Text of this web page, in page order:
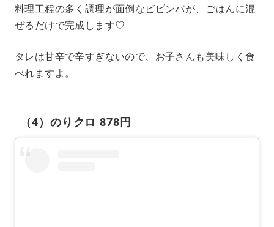
料理工程の多く調理が面倒なビビンバが、ごはんに混
ぜるだけで完成します♡
タレは甘辛で辛すぎないので、お子さんも美味しく食
べれますよ。
（4）のりクロ 878円